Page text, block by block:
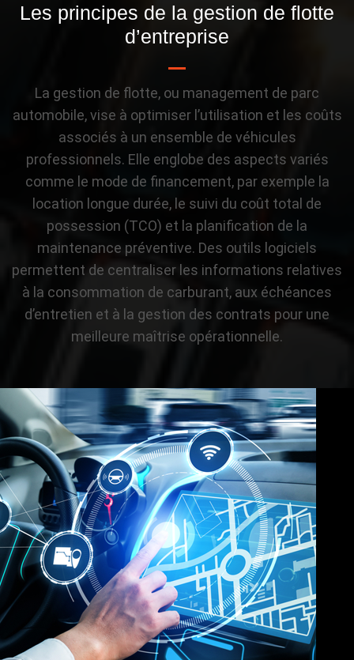
Les principes de la gestion de flotte
d’entreprise
La gestion de flotte, ou management de parc
automobile, vise à optimiser l’utilisation et les coûts
associés à un ensemble de véhicules
professionnels. Elle englobe des aspects variés
comme le mode de financement, par exemple la
location longue durée, le suivi du coût total de
possession (TCO) et la planification de la
maintenance préventive. Des outils logiciels
permettent de centraliser les informations relatives
à la consommation de carburant, aux échéances
d’entretien et à la gestion des contrats pour une
meilleure maîtrise opérationnelle.